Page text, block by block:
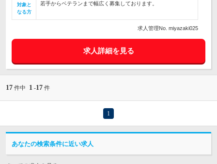
対象と
なる方
若手からベテランまで幅広く募集しております。
求人管理No. miyazaki025
求人詳細を見る
17 件中 1 -17 件
1
あなたの検索条件に近い求人